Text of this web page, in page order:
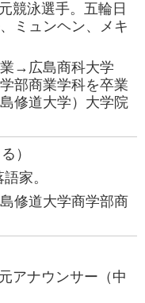
競泳選手。五輪日
ミュンヘン、メキ
→広島商科大学
部商業学科を卒業
修道大学）大学院
）
家。
修道大学商学部商
アナウンサー（中